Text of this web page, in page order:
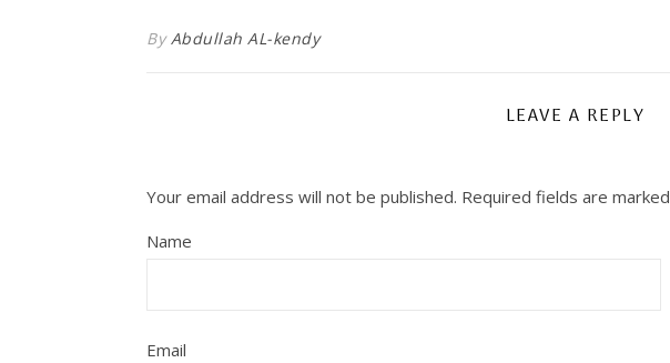
ByAbdullah AL-kendy
LEAVE A REPLY
Your email address will not be published. Required fields are marked
Name
Email